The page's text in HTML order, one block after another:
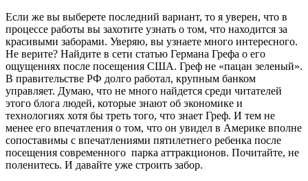
Если же вы выберете последний вариант, то я уверен, что в
процессе работы вы захотите узнать о том, что находится за
красивыми заборами. Уверяю, вы узнаете много интересного.
Не верите? Найдите в сети статью Германа Грефа о его
ощущениях после посещения США. Греф не «пацан зеленый».
В правительстве РФ долго работал, крупным банком
управляет. Думаю, что не много найдется среди читателей
этого блога людей, которые знают об экономике и
технологиях хотя бы треть того, что знает Греф. И тем не
менее его впечатления о том, что он увидел в Америке вполне
сопоставимы с впечатлениями пятилетнего ребенка после
посещения современного парка аттракционов. Почитайте, не
поленитесь. И давайте уже строить забор.